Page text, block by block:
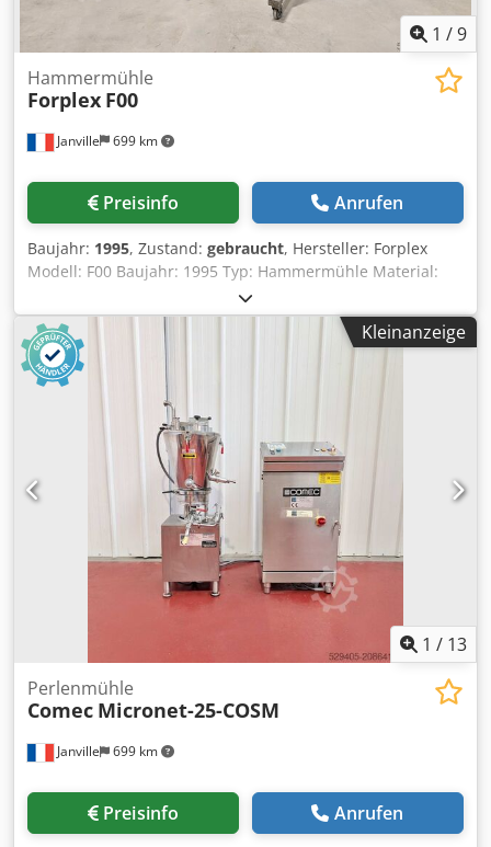
1 /9
Janville 699 km
Hammermühle
Forplex F00
Preisinfo Anrufen
Baujahr: 1995, Zustand: gebraucht, Hersteller: Forplex
Modell: F00 Baujahr: 1995 Typ: Hammermühle Material:
Edelstahl Kapazität: einige kg/h Rotortyp: Hämmer
(Ergebnis: fein und mittelfein) Statortyp: Feste Hämmer
Rotordurchmesser: 85 mm Innendurchmesser des
Siebkorbs: 100 mm Dkjdpfx Asyfw Ibob Eer Rotortyp:
Hammermesser (Ergebnis: fein und sehr fein)
Partikelgrößenauswahl: Siebkrone Vibrations-
Zuführtrichter Motorleistung: 0,55 kW (3000 U/min)
Türsicherung Mobiles Fahrgestell auf Rollen
Kleinanzeige
1 / 13
Janville 699 km
Perlenmühle
Comec Micronet-25-COSM
Preisinfo Anrufen